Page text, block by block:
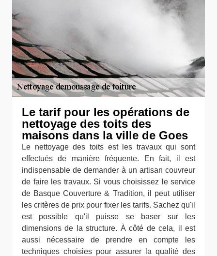
Le tarif pour les opérations de
nettoyage des toits des
maisons dans la ville de Goes
Le nettoyage des toits est les travaux qui sont
effectués de manière fréquente. En fait, il est
indispensable de demander à un artisan couvreur
de faire les travaux. Si vous choisissez le service
de Basque Couverture & Tradition, il peut utiliser
les critères de prix pour fixer les tarifs. Sachez qu'il
est possible qu'il puisse se baser sur les
dimensions de la structure. À côté de cela, il est
aussi nécessaire de prendre en compte les
techniques choisies pour assurer la qualité des